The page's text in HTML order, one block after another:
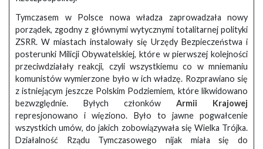
Tymczasem w Polsce nowa władza zaprowadzała nowy
porządek, zgodny z głównymi wytycznymi totalitarnej polityki
ZSRR. W miastach instalowały się Urzędy Bezpieczeństwa i
posterunki Milicji Obywatelskiej, które w pierwszej kolejności
przeciwdziałały reakcji, czyli wszystkiemu co w mniemaniu
komunistów wymierzone było w ich władzę. Rozprawiano się
z istniejącym jeszcze Polskim Podziemiem, które likwidowano
bezwzględnie. Byłych członków Armii Krajowej
represjonowano i więziono. Było to jawne pogwałcenie
wszystkich umów, do jakich zobowiązywała się Wielka Trójka.
Działalność Rządu Tymczasowego nijak miała się do